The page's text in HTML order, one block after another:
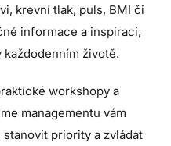
krevní tlak, puls, BMI či
informace a inspiraci,
životě.
workshopy a
managementu vám
priority a zvládat